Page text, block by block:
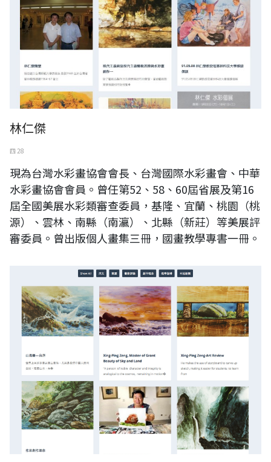
林仁傑
四 28
現為台灣水彩畫協會會長、台灣國際水彩畫會、中華
水彩畫協會會員。曾任第52、58、60屆省展及第16
屆全國美展水彩類審查委員，基隆、宜蘭、桃園（桃
源）、雲林、南縣（南瀛）、北縣（新莊）等美展評
審委員。曾出版個人畫集三冊，國畫教學專書一冊。